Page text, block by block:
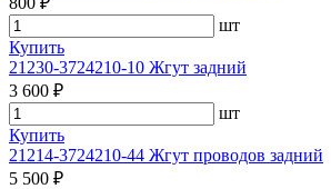
шт
Купить
21230-3724210-10 Жгут задний
3 600 ₽
шт
Купить
21214-3724210-44 Жгут проводов задний
5 500 ₽